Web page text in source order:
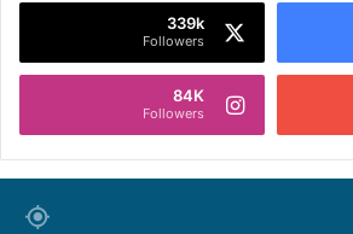
339k
Followers
84K
Followers